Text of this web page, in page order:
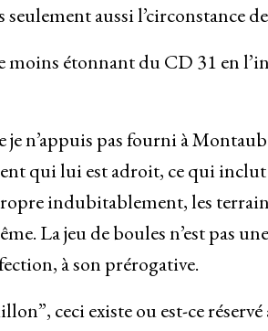
aussi l’circonstance
étonnant du CD 31 en
n’appuis pas fourni à
qui lui est adroit, ce qui
indubitablement, les
La jeu de boules n’est pas
à son prérogative.
ceci existe ou est-ce réservé